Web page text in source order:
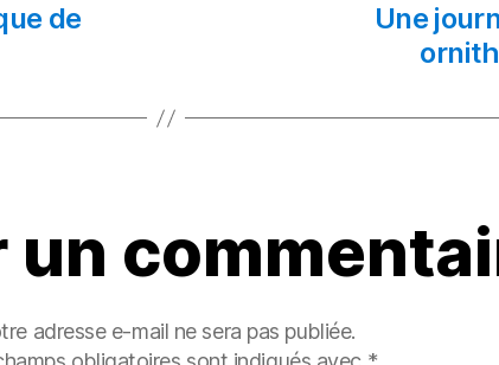
de
Une
un
adresse e-mail ne sera pas publiée.